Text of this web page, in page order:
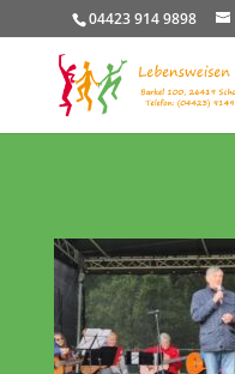
04423 914 9898